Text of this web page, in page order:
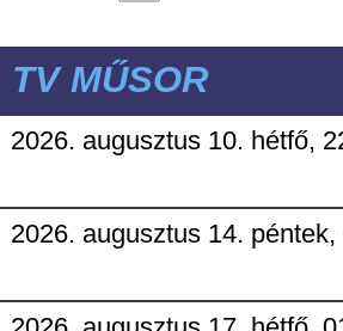
TV MŰSOR
2026. augusztus 10. hétfő,
2026. augusztus 14. péntek,